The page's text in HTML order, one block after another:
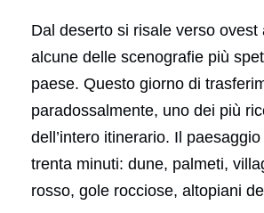
Dal deserto si risale verso ovest
alcune delle scenografie più
paese. Questo giorno di
paradossalmente, uno dei più
dell’intero itinerario. Il
trenta minuti: dune, palmeti,
rosso, gole rocciose, altopiani